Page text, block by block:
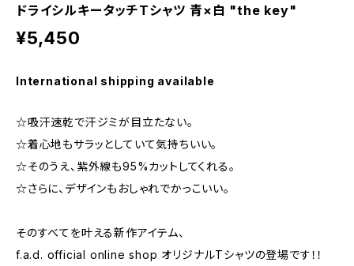
ドライシルキータッチTシャツ 青×白 "the key"
¥5,450
International shipping available
☆吸汗速乾で汗ジミが目立たない。
☆着心地もサラッとしていて気持ちいい。
☆そのうえ、紫外線も95%カットしてくれる。
☆さらに、デザインもおしゃれでかっこいい。
そのすべてを叶える新作アイテム、
f.a.d. official online shop オリジナルTシャツの登場です！！